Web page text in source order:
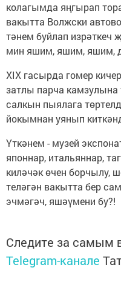
колагымда яңгырап
вакытта Волжски
тәнем буйлап изрәткеч
мин яшим, яшим, яшим,
XIX гасырда гомер
затлы парча
салкын пыялага
йокымнан уянып
Үткәнем - музей
японнар, итальяннар,
киләчәк өчен борчылу,
теләгән вакытта бер
эчмәгәч, яшәүмени бу?!
Следите за самым
Telegram-канале